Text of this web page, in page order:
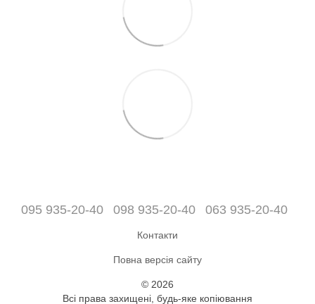
095 935-20-40 098 935-20-40 063 935-20-40
Контакти
Повна версія сайту
© 2026
Всі права захищені, будь-яке копіювання